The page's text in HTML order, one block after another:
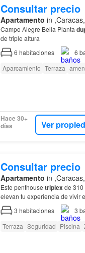
Consultar precio
Apartamento in
Campo Alegre Bella Planta
de triple altura
6 habitaciones 6
Aparcamiento Terraza
Hace 30+
días
Ver
Consultar precio
Apartamento in
Este penthouse triplexde 310
elevan tu experiencia de vivir
3 habitaciones 3
Terraza Seguridad Piscina